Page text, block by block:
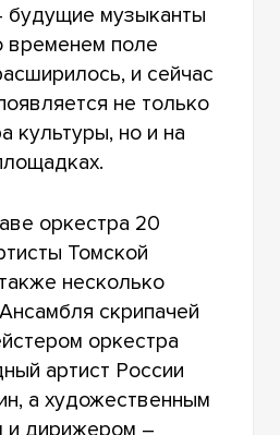
ТАНЦА»
ТГУ
«ЛЮДИ»
будущие музыканты
поле
и сейчас
не только
культуры, но и на
оркестра 20
Томской
несколько
скрипачей
оркестра
артист России
а художественным
и дирижером –